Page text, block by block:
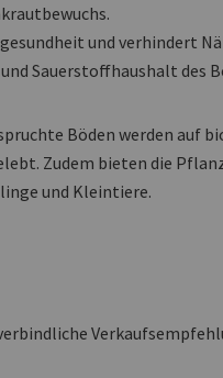
und verhindert
Sauerstoffhaushalt des
Böden werden auf
Zudem bieten die
und Kleintiere.